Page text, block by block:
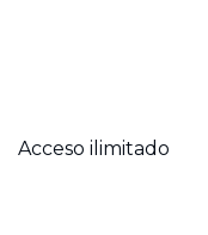
Acceso ilimitado